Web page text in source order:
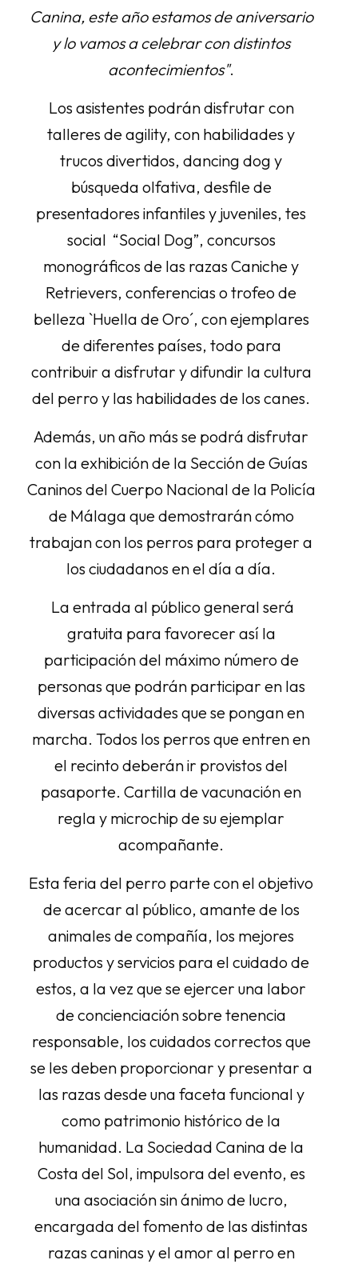
Canina, este año estamos de aniversario
y lo vamos a celebrar con distintos
acontecimientos".
Los asistentes podrán disfrutar con
talleres de agility, con habilidades y
trucos divertidos, dancing dog y
búsqueda olfativa, desfile de
presentadores infantiles y juveniles, tes
social “Social Dog”, concursos
monográficos de las razas Caniche y
Retrievers, conferencias o trofeo de
belleza `Huella de Oro´, con ejemplares
de diferentes países, todo para
contribuir a disfrutar y difundir la cultura
del perro y las habilidades de los canes.
Además, un año más se podrá disfrutar
con la exhibición de la Sección de Guías
Caninos del Cuerpo Nacional de la Policía
de Málaga que demostrarán cómo
trabajan con los perros para proteger a
los ciudadanos en el día a día.
La entrada al público general será
gratuita para favorecer así la
participación del máximo número de
personas que podrán participar en las
diversas actividades que se pongan en
marcha. Todos los perros que entren en
el recinto deberán ir provistos del
pasaporte. Cartilla de vacunación en
regla y microchip de su ejemplar
acompañante.
Esta feria del perro parte con el objetivo
de acercar al público, amante de los
animales de compañía, los mejores
productos y servicios para el cuidado de
estos, a la vez que se ejercer una labor
de concienciación sobre tenencia
responsable, los cuidados correctos que
se les deben proporcionar y presentar a
las razas desde una faceta funcional y
como patrimonio histórico de la
humanidad. La Sociedad Canina de la
Costa del Sol, impulsora del evento, es
una asociación sin ánimo de lucro,
encargada del fomento de las distintas
razas caninas y el amor al perro en